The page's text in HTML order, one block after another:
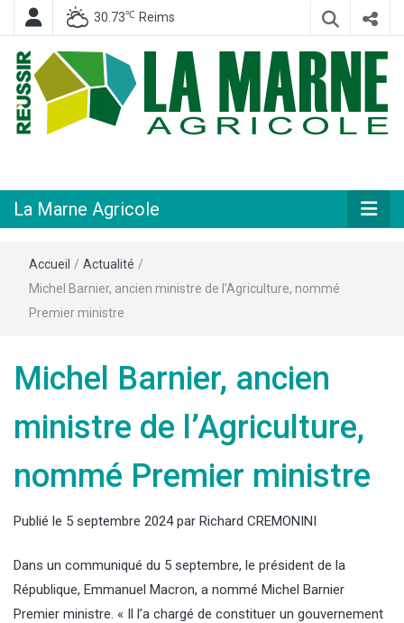
30.73℃ Reims
Agricole
La Marne Agricole
Accueil / Actualité /
Michel Barnier, ancien ministre de l’Agriculture, nommé
Premier ministre
Michel Barnier, ancien
ministre de l’Agriculture,
nommé Premier ministre
Publié le 5 septembre 2024par Richard CREMONINI
Dans un communiqué du 5 septembre, le président de la
République, Emmanuel Macron, a nommé Michel Barnier
Premier ministre. « Il l’a chargé de constituer un gouvernement